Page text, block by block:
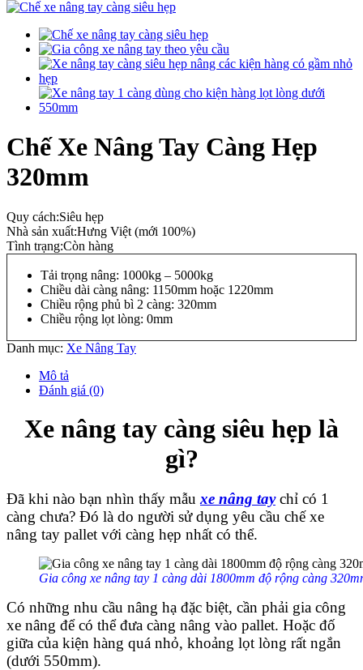
Chế Xe Nâng Tay Càng Hẹp
320mm
Quy cách:Siêu hẹp
Nhà sản xuất:Hưng Việt (mới 100%)
Tình trạng:Còn hàng
Tải trọng nâng: 1000kg – 5000kg
Chiều dài càng nâng: 1150mm hoặc 1220mm
Chiều rộng phủ bì 2 càng: 320mm
Chiều rộng lọt lòng: 0mm
Danh mục: Xe Nâng Tay
Mô tả
Đánh giá (0)
Xe nâng tay càng siêu hẹp là
gì?
Đã khi nào bạn nhìn thấy mẫu xe nâng taychỉ có 1
càng chưa? Đó là do người sử dụng yêu cầu chế xe
nâng tay pallet với càng hẹp nhất có thể.
Gia công xe nâng tay 1 càng dài 1800mm độ rộng càng
Có những nhu cầu nâng hạ đặc biệt, cần phải gia công
xe nâng để có thể đưa càng nâng vào pallet. Hoặc đố
giữa của kiện hàng quá nhỏ, khoảng lọt lòng rất ngắn
(dưới 550mm).